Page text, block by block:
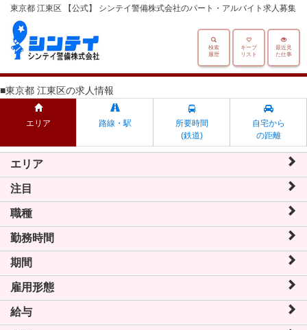
東京都 江東区 【公式】 シンテイ警備株式会社のパート・アルバイト求人募集
最近見
た仕事
キープ
リスト
検索
履歴
■東京都 江東区の求人情報
エリア 路線・駅
所要時間
(鉄道)
自宅から
の距離
エリア
注目
職種
勤務時間
期間
雇用形態
給与